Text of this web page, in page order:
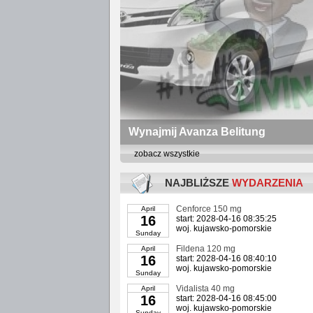
Wynajmij Avanza Belitung
Toyota All New Avanza, Pojemność: 0.8, Moc: 98
Zamieścił: travel belitung
zobacz wszystkie
NAJBLIŻSZE WYDARZENIA
April
16
Sunday
Cenforce 150 mg
start: 2028-04-16 08:35:25
woj. kujawsko-pomorskie
April
16
Sunday
Fildena 120 mg
start: 2028-04-16 08:40:10
woj. kujawsko-pomorskie
April
16
Vidalista 40 mg
start: 2028-04-16 08:45:00
woj. kujawsko-pomorskie